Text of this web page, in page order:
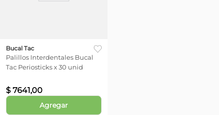
Bucal Tac
Palillos Interdentales Bucal
Tac Periosticks x 30 unid
$ 7641,00
Agregar